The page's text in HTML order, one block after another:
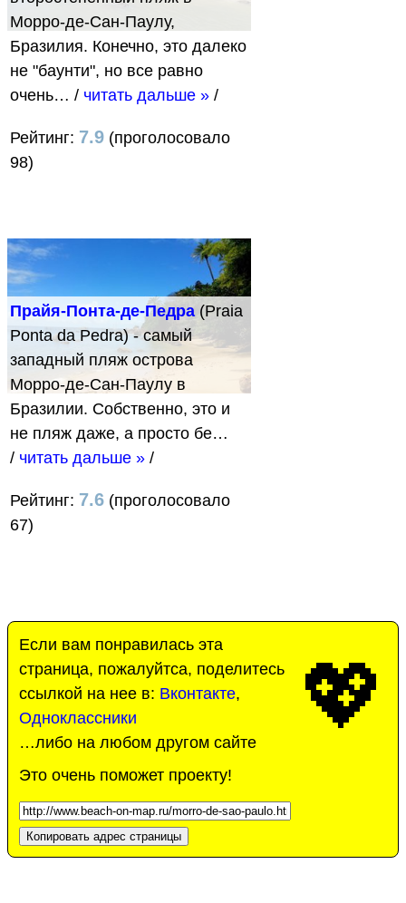
Морро-де-Сан-Паулу,
Бразилия. Конечно, это далеко
не "баунти", но все равно
очень… / читать дальше » /
Рейтинг: 7.9 (проголосовало
98)
Прайя-Понта-де-Педра (Praia
Ponta da Pedra) - самый
западный пляж острова
Морро-де-Сан-Паулу в
Бразилии. Собственно, это и
не пляж даже, а просто бе…
/ читать дальше » /
Рейтинг: 7.6 (проголосовало
67)
💖
Если вам понравилась эта
страница, пожалуйтса, поделитесь
ссылкой на нее в: Вконтакте,
Одноклассники
…либо на любом другом сайте
Это очень поможет проекту!
Копировать адрес страницы